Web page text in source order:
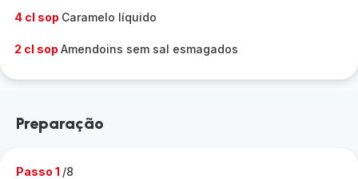
4 cl sop Caramelo líquido
2 cl sop Amendoins sem sal esmagados
Preparação
Passo 1 /8